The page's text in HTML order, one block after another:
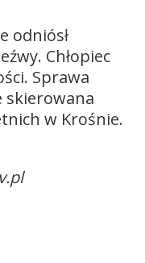
odniósł
Chłopiec
Sprawa
skierowana
w Krośnie.